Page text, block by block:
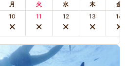
月 火 水 木 金
10 11 12 13 14